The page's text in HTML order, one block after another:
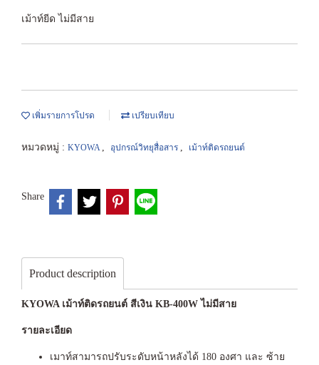
เม้าท์ยีด ไม่มีสาย
เพิ่มรายการโปรด เปรียบเทียบ
หมวดหมู่ : KYOWA , อุปกรณ์วิทยุสื่อสาร , เม้าท์ติดรถยนต์
Share
Product description
KYOWA เม้าท์ติดรถยนต์ สีเงิน KB-400W ไม่มีสาย
รายละเอียด
เมาท์สามารถปรับระดับหน้าหลังได้ 180 องศา และ ซ้าย